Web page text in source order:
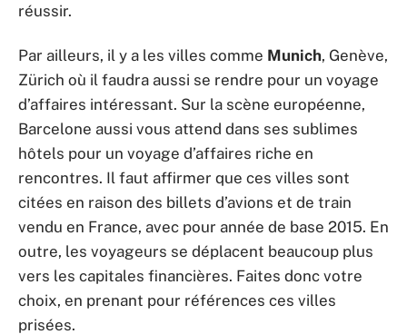
réussir.
Par ailleurs, il y a les villes comme Munich, Genève,
Zürich où il faudra aussi se rendre pour un voyage
d’affaires intéressant. Sur la scène européenne,
Barcelone aussi vous attend dans ses sublimes
hôtels pour un voyage d’affaires riche en
rencontres. Il faut affirmer que ces villes sont
citées en raison des billets d’avions et de train
vendu en France, avec pour année de base 2015. En
outre, les voyageurs se déplacent beaucoup plus
vers les capitales financières. Faites donc votre
choix, en prenant pour références ces villes
prisées.